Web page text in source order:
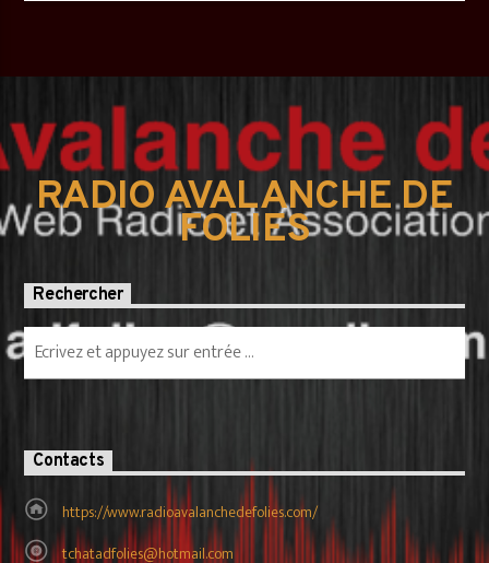
RADIO AVALANCHE DE
FOLIES
Rechercher
Contacts
https://www.radioavalanchedefolies.com/
tchatadfolies@hotmail.com